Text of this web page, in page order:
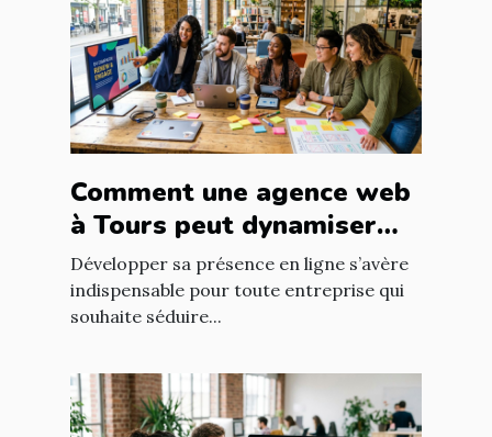
Comment une agence web
à Tours peut dynamiser
votre entreprise locale
Développer sa présence en ligne s’avère
indispensable pour toute entreprise qui
souhaite séduire...